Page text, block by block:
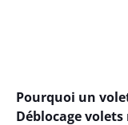
Pourquoi un
Déblocage